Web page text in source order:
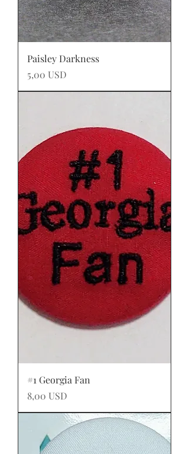
Paisley Darkness
Prezzo
5,00 USD
#1 Georgia Fan
Prezzo
8,00 USD